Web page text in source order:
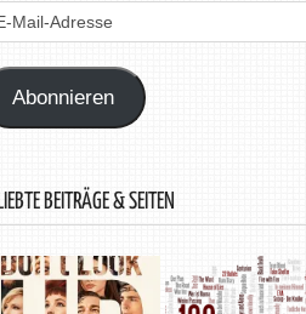
Abonnieren
BEITRÄGE & SEITEN